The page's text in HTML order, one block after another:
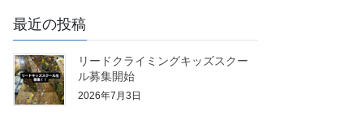
最近の投稿
リードクライミングキッズスクー
ル募集開始
2026年7月3日